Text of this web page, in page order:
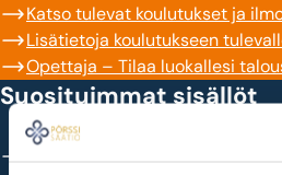
Katso tulevat koulutukset ja
Lisätietoja koulutukseen
Opettaja – Tilaa luokallesi
Suosituimmat sisällöt
Katso tilasto: Tällainen